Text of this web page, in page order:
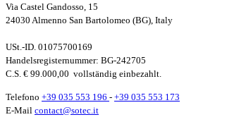
Via Castel Gandosso, 15
24030 Almenno San Bartolomeo (BG), Italy
USt.-ID. 01075700169
Handelsregisternummer: BG-242705
C.S. € 99.000,00 vollständig einbezahlt.
Telefono +39 035 553 196 - +39 035 553 173
E-Mail contact@sotec.it